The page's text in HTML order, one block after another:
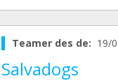
Teamer des de: 19/
Salvadogs